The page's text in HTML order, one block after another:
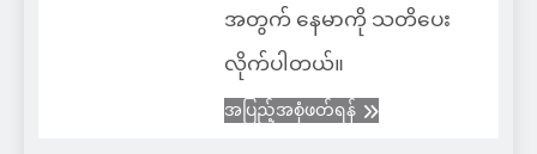
အတွက် နေမာကို သတိပေး
လိုက်ပါတယ်။
အပြည့်အစုံဖတ်ရန်